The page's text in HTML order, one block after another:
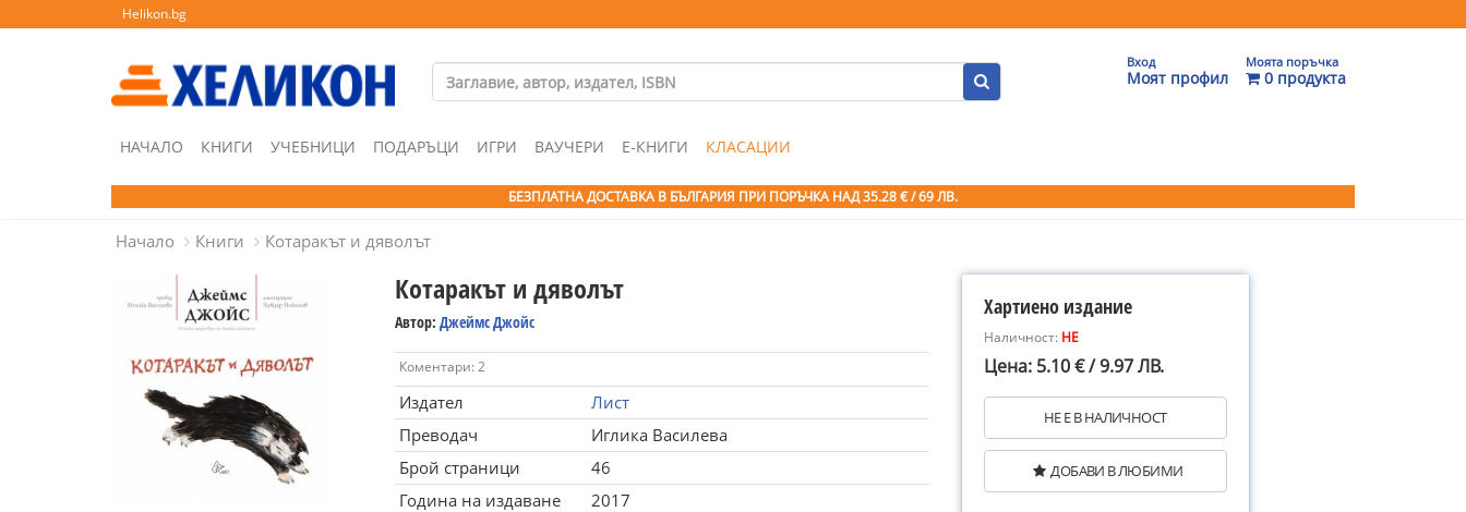
Helikon.bg
Вход
Моят профил
Моята поръчка
0 продукта
НАЧАЛО КНИГИ УЧЕБНИЦИ ПОДАРЪЦИ ИГРИ ВАУЧЕРИ Е-КНИГИ КЛАСАЦИИ
БЕЗПЛАТНА ДОСТАВКА В БЪЛГАРИЯ ПРИ ПОРЪЧКА НАД 35.28 € / 69 ЛВ.
Начало Книги Котаракът и дяволът
Котаракът и дяволът
Автор: Джеймс Джойс
Коментари: 2
Издател
Лист
Преводач
Иглика Василева
Брой страници
46
Година на издаване
2017
Хартиено издание
Наличност: НЕ
Цена: 5.10 € / 9.97 ЛВ.
НЕ Е В НАЛИЧНОСТ
ДОБАВИ В ЛЮБИМИ